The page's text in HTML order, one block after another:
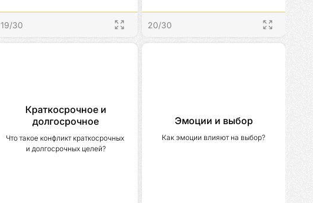
19/30 20/30
Краткосрочное и
долгосрочное
Что такое конфликт краткосрочных
и долгосрочных целей?
Эмоции и выбор
Как эмоции влияют на выбор?